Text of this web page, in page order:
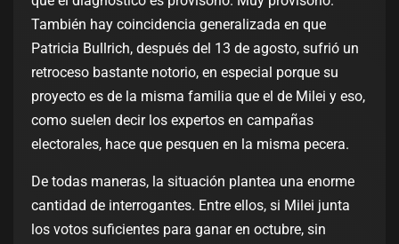
También hay coincidencia generalizada en que
Patricia Bullrich, después del 13 de agosto, sufrió un
retroceso bastante notorio, en especial porque su
proyecto es de la misma familia que el de Milei y eso,
como suelen decir los expertos en campañas
electorales, hace que pesquen en la misma pecera.
De todas maneras, la situación plantea una enorme
cantidad de interrogantes. Entre ellos, si Milei junta
los votos suficientes para ganar en octubre, sin